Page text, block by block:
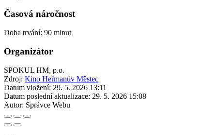
Časová náročnost
Doba trvání: 90 minut
Organizátor
SPOKUL HM, p.o.
Zdroj: Kino Heřmanův Městec
Datum vložení: 29. 5. 2026 13:11
Datum poslední aktualizace: 29. 5. 2026 15:08
Autor: Správce Webu